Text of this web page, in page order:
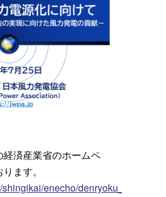
済産業省のホームペ
ます。
enecho/denryoku_gas/